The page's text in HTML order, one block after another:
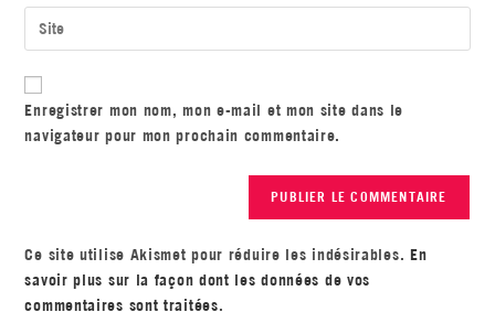
Enregistrer mon nom, mon e-mail et mon site dans le
navigateur pour mon prochain commentaire.
Ce site utilise Akismet pour réduire les indésirables. En
savoir plus sur la façon dont les données de vos
commentaires sont traitées.